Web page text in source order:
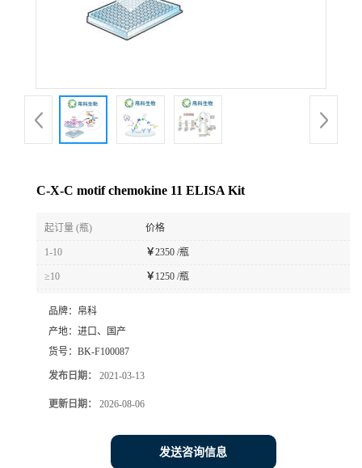
C-X-C motif chemokine 11 ELISA Kit
起订量 (瓶) 价格
1-10 ￥2350 /瓶
≥10 ￥ 1250 /瓶
品牌： 帛科
产地： 进口、国产
货号： BK-F100087
发布日期： 2021-03-13
更新日期： 2026-08-06
发送咨询信息